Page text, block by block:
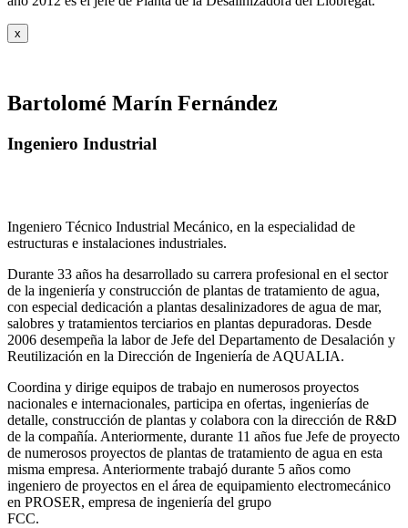
x
Bartolomé Marín Fernández
Ingeniero Industrial
Ingeniero Técnico Industrial Mecánico, en la especialidad de
estructuras e instalaciones industriales.
Durante 33 años ha desarrollado su carrera profesional en el sector
de la ingeniería y construcción de plantas de tratamiento de agua,
con especial dedicación a plantas desalinizadores de agua de mar,
salobres y tratamientos terciarios en plantas depuradoras. Desde
2006 desempeña la labor de Jefe del Departamento de Desalación y
Reutilización en la Dirección de Ingeniería de AQUALIA.
Coordina y dirige equipos de trabajo en numerosos proyectos
nacionales e internacionales, participa en ofertas, ingenierías de
detalle, construcción de plantas y colabora con la dirección de R&D
de la compañía. Anteriormente, durante 11 años fue Jefe de proyecto
de numerosos proyectos de plantas de tratamiento de agua en esta
misma empresa. Anteriormente trabajó durante 5 años como
ingeniero de proyectos en el área de equipamiento electromecánico
en PROSER, empresa de ingeniería del grupo
FCC.